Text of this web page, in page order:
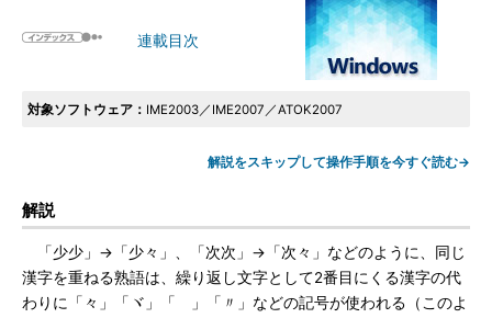
連載目次
対象ソフトウェア： IME2003／IME2007／ATOK2007
解説をスキップして操作手順を今すぐ読む→
解説
「少少」→「少々」、「次次」→「次々」などのように、同じ
漢字を重ねる熟語は、繰り返し文字として2番目にくる漢字の代
わりに「々」「ヾ」「ゝ」「〃」などの記号が使われる（このよ